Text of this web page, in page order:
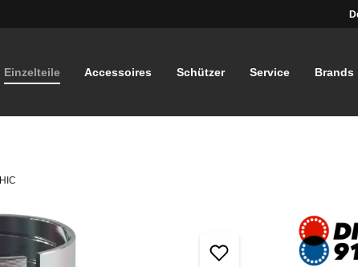
Einzelteile Accessoires Schützer Service Brands